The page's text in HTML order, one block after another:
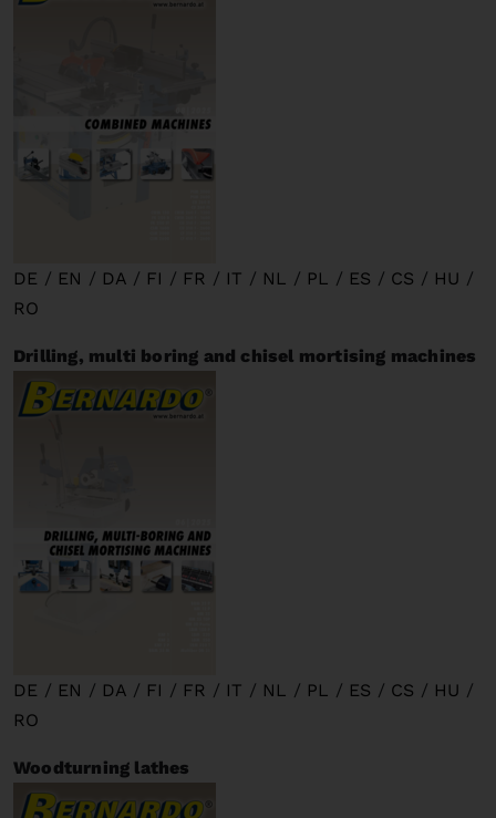
DE / EN / DA / FI / FR / IT / NL / PL / ES / CS / HU /
RO
Drilling, multi boring and chisel mortising machines
DE / EN / DA / FI / FR / IT / NL / PL / ES / CS / HU /
RO
Woodturning lathes